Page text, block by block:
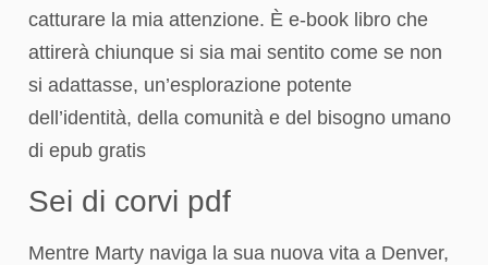
catturare la mia attenzione. È e-book libro che
attirerà chiunque si sia mai sentito come se non
si adattasse, un’esplorazione potente
dell’identità, della comunità e del bisogno umano
di epub gratis
Sei di corvi pdf
Mentre Marty naviga la sua nuova vita a Denver,